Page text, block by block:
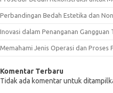
Perbandingan Bedah Estetika dan
Inovasi dalam Penanganan Gangguan
Memahami Jenis Operasi dan Proses
Komentar Terbaru
Tidak ada komentar untuk